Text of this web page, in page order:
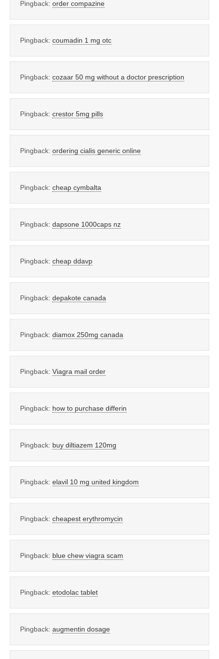
Pingback: order compazine
Pingback: coumadin 1 mg otc
Pingback: cozaar 50 mg without a doctor prescription
Pingback: crestor 5mg pills
Pingback: ordering cialis generic online
Pingback: cheap cymbalta
Pingback: dapsone 1000caps nz
Pingback: cheap ddavp
Pingback: depakote canada
Pingback: diamox 250mg canada
Pingback: Viagra mail order
Pingback: how to purchase differin
Pingback: buy diltiazem 120mg
Pingback: elavil 10 mg united kingdom
Pingback: cheapest erythromycin
Pingback: blue chew viagra scam
Pingback: etodolac tablet
Pingback: augmentin dosage